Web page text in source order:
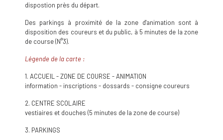
dispostion près du départ.
Des parkings à proximité de la zone d'animation sont à
disposition des coureurs et du public, à 5 minutes de la zone
de course (N°3).
Légende de la carte :
1. ACCUEIL - ZONE DE COURSE - ANIMATION
information - inscriptions - dossards - consigne coureurs
2. CENTRE SCOLAIRE
vestiaires et douches (5 minutes de la zone de course)
3. PARKINGS